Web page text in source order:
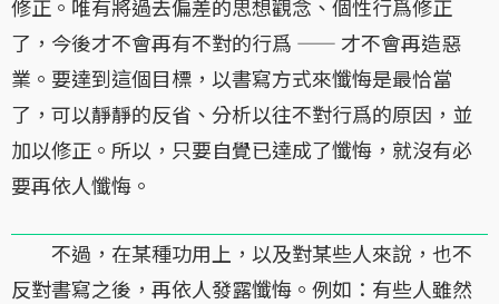
修正。唯有將過去偏差的思想觀念、個性行爲修正
了，今後才不會再有不對的行爲 —— 才不會再造惡
業。要達到這個目標，以書寫方式來懺悔是最恰當
了，可以靜靜的反省、分析以往不對行爲的原因，並
加以修正。所以，只要自覺已達成了懺悔，就沒有必
要再依人懺悔。
不過，在某種功用上，以及對某些人來說，也不
反對書寫之後，再依人發露懺悔。例如：有些人雖然